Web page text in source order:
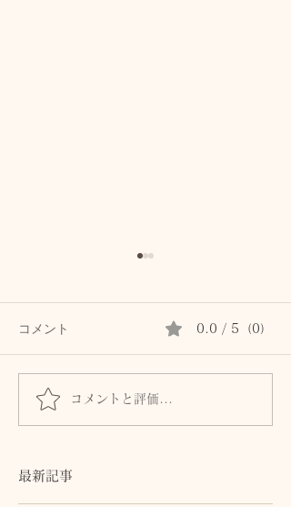
首専用クリームは続かな
かった私が、植物油で続
区別しないアロマスキン
コメント 0.0 / 5（0）
コメントと評価...
最新記事